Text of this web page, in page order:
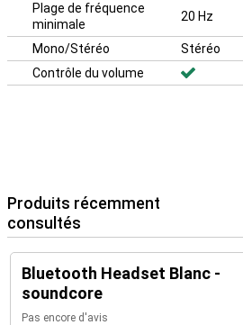
Plage de fréquence
minimale
20 Hz
Mono/Stéréo
Stéréo
Contrôle du volume
Produits récemment
consultés
Bluetooth Headset Blanc -
soundcore
Pas encore d'avis